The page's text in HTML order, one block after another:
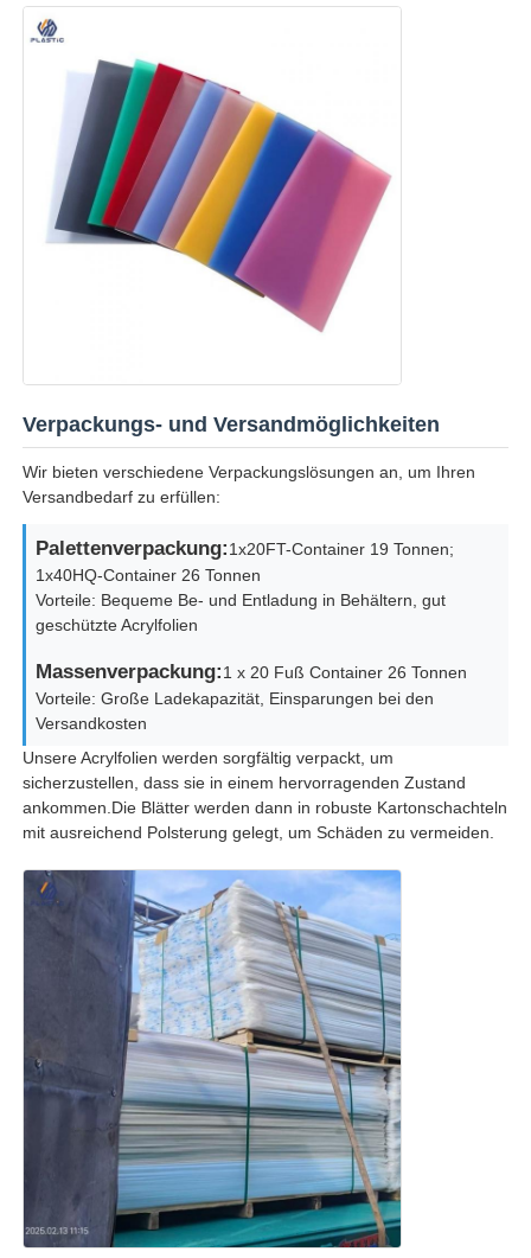
Verpackungs- und Versandmöglichkeiten
Wir bieten verschiedene Verpackungslösungen an, um Ihren
Versandbedarf zu erfüllen:
Palettenverpackung:1x20FT-Container 19 Tonnen;
1x40HQ-Container 26 Tonnen
Vorteile: Bequeme Be- und Entladung in Behältern, gut
geschützte Acrylfolien
Massenverpackung:1 x 20 Fuß Container 26 Tonnen
Vorteile: Große Ladekapazität, Einsparungen bei den
Versandkosten
Unsere Acrylfolien werden sorgfältig verpackt, um
sicherzustellen, dass sie in einem hervorragenden Zustand
ankommen.Die Blätter werden dann in robuste Kartonschachteln
mit ausreichend Polsterung gelegt, um Schäden zu vermeiden.